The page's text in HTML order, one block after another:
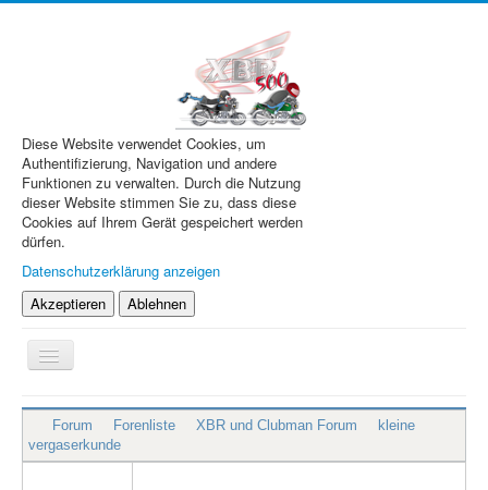
Diese Website verwendet Cookies, um
Authentifizierung, Navigation und andere
Funktionen zu verwalten. Durch die Nutzung
dieser Website stimmen Sie zu, dass diese
Cookies auf Ihrem Gerät gespeichert werden
dürfen.
Datenschutzerklärung anzeigen
Akzeptieren
Ablehnen
Navigation
an/aus
XBR.de
Technik
Forum Forenliste XBR und Clubman Forum
kleine
vergaserkunde